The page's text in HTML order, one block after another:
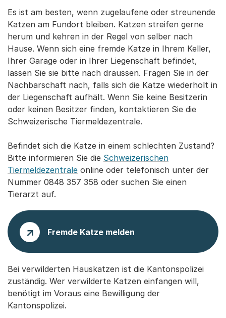
Es ist am besten, wenn zugelaufene oder streunende
Katzen am Fundort bleiben. Katzen streifen gerne
herum und kehren in der Regel von selber nach
Hause. Wenn sich eine fremde Katze in Ihrem Keller,
Ihrer Garage oder in Ihrer Liegenschaft befindet,
lassen Sie sie bitte nach draussen. Fragen Sie in der
Nachbarschaft nach, falls sich die Katze wiederholt in
der Liegenschaft aufhält. Wenn Sie keine Besitzerin
oder keinen Besitzer finden, kontaktieren Sie die
Schweizerische Tiermeldezentrale.
Befindet sich die Katze in einem schlechten Zustand?
Bitte informieren Sie die Schweizerischen
Tiermeldezentrale online oder telefonisch unter der
Nummer 0848 357 358 oder suchen Sie einen
Tierarzt auf.
Fremde Katze melden
Bei verwilderten Hauskatzen ist die Kantonspolizei
zuständig. Wer verwilderte Katzen einfangen will,
benötigt im Voraus eine Bewilligung der
Kantonspolizei.